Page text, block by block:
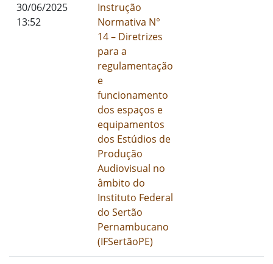
30/06/2025
13:52
Instrução
Normativa N°
14 – Diretrizes
para a
regulamentação
e
funcionamento
dos espaços e
equipamentos
dos Estúdios de
Produção
Audiovisual no
âmbito do
Instituto Federal
do Sertão
Pernambucano
(IFSertãoPE)